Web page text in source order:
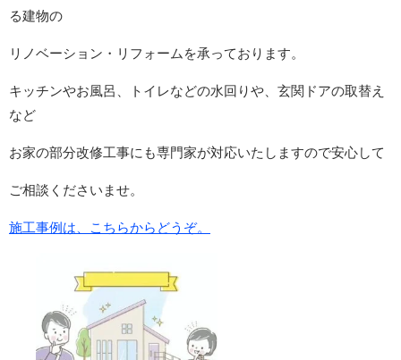
る建物の
リノベーション・リフォームを承っております。
キッチンやお風呂、トイレなどの水回りや、玄関ドアの取替え
など
お家の部分改修工事にも専門家が対応いたしますので安心して
ご相談くださいませ。
施工事例は、こちらからどうぞ。